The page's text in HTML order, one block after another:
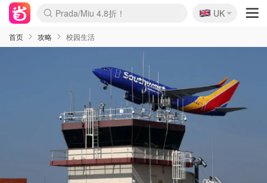
麦卢卡蜂蜜夏促！个位数！
Prada/Miu 4.8折！
啥？必胜客披萨5折！
🇬🇧
UK
首页 攻略 校园生活